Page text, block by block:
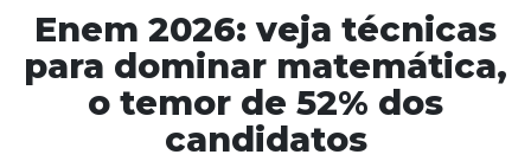
Enem 2026: veja técnicas
para dominar matemática,
o temor de 52% dos
candidatos